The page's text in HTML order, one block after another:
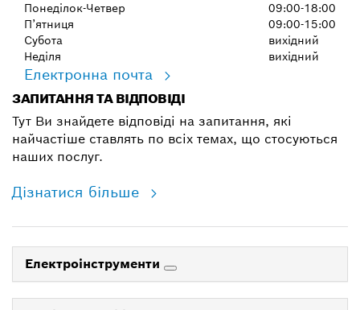
Понеділок-Четвер
П’ятниця
Субота
Неділя
09:00-18:00
09:00-15:00
вихідний
вихідний
Електронна почта
ЗАПИТАННЯ ТА ВІДПОВІДІ
Тут Ви знайдете відповіді на запитання, які
найчастіше ставлять по всіх темах, що стосуються
наших послуг.
Дізнатися більше
Електроінструменти